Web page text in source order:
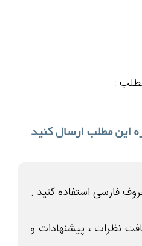
:
فارسی استفاده کنید .
نظرات ، پیشنهادات و